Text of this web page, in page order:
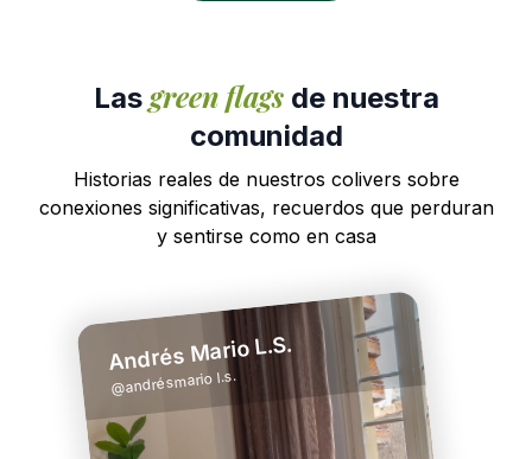
Las green flagsde nuestra
comunidad
Historias reales de nuestros colivers sobre
conexiones significativas, recuerdos que perduran
y sentirse como en casa
Andrés Mario L.S.
@andrésmario l.s.